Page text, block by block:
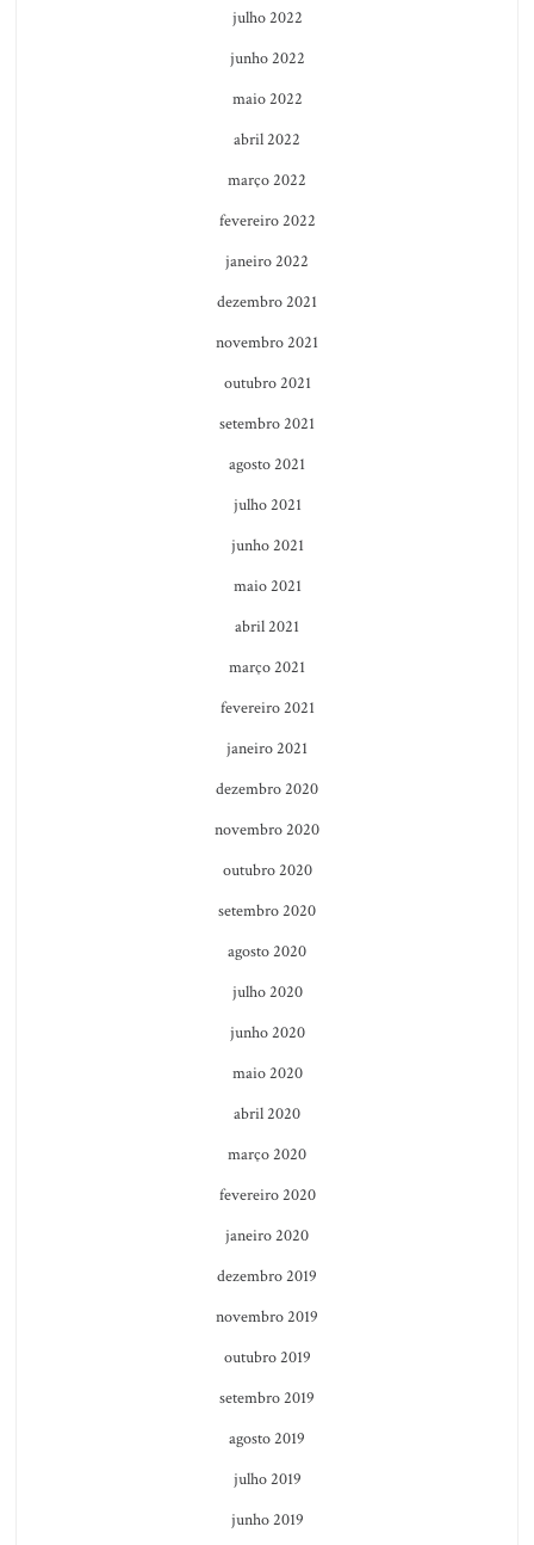
julho 2022
junho 2022
maio 2022
abril 2022
março 2022
fevereiro 2022
janeiro 2022
dezembro 2021
novembro 2021
outubro 2021
setembro 2021
agosto 2021
julho 2021
junho 2021
maio 2021
abril 2021
março 2021
fevereiro 2021
janeiro 2021
dezembro 2020
novembro 2020
outubro 2020
setembro 2020
agosto 2020
julho 2020
junho 2020
maio 2020
abril 2020
março 2020
fevereiro 2020
janeiro 2020
dezembro 2019
novembro 2019
outubro 2019
setembro 2019
agosto 2019
julho 2019
junho 2019